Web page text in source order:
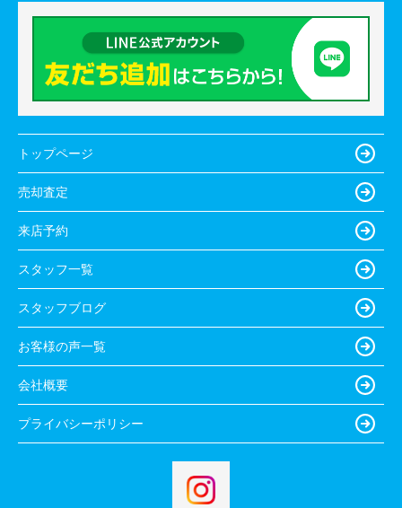
トップページ
売却査定
来店予約
スタッフ一覧
スタッフブログ
お客様の声一覧
会社概要
プライバシーポリシー